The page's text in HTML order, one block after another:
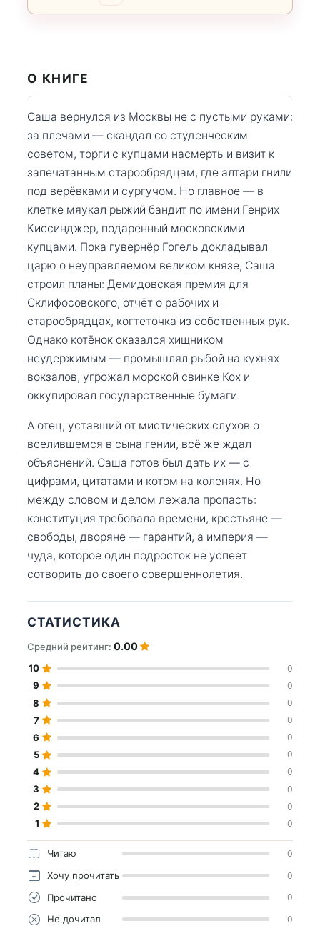
О КНИГЕ
Саша вернулся из Москвы не с пустыми руками:
за плечами — скандал со студенческим
советом, торги с купцами насмерть и визит к
запечатанным старообрядцам, где алтари гнили
под верёвками и сургучом. Но главное — в
клетке мяукал рыжий бандит по имени Генрих
Киссинджер, подаренный московскими
купцами. Пока гувернёр Гогель докладывал
царю о неуправляемом великом князе, Саша
строил планы: Демидовская премия для
Склифосовского, отчёт о рабочих и
старообрядцах, когтеточка из собственных рук.
Однако котёнок оказался хищником
неудержимым — промышлял рыбой на кухнях
вокзалов, угрожал морской свинке Кох и
оккупировал государственные бумаги.
А отец, уставший от мистических слухов о
вселившемся в сына гении, всё же ждал
объяснений. Саша готов был дать их — с
цифрами, цитатами и котом на коленях. Но
между словом и делом лежала пропасть:
конституция требовала времени, крестьяне —
свободы, дворяне — гарантий, а империя —
чуда, которое один подросток не успеет
сотворить до своего совершеннолетия.
СТАТИСТИКА
Средний рейтинг: 0.00
10 0
9 0
8 0
7 0
6 0
5 0
4 0
3 0
2 0
1 0
Читаю 0
Хочу прочитать 0
Прочитано 0
Не дочитал 0